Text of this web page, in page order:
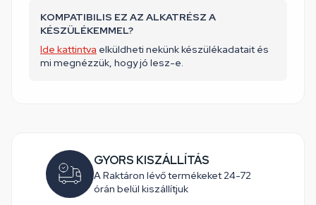
KOMPATIBILIS EZ AZ ALKATRÉSZ A
KÉSZÜLÉKEMMEL?
Ide kattintva elküldheti nekünk készülékadatait és
mi megnézzük, hogy jó lesz-e.
GYORS KISZÁLLÍTÁS
A Raktáron lévő termékeket 24-72
órán belül kiszállítjuk